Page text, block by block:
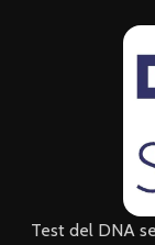
Test del DNA